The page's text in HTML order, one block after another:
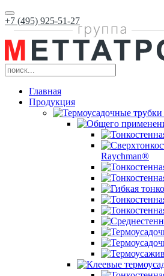
+7 (495) 925-51-27
Главная
Продукция
Raychman®